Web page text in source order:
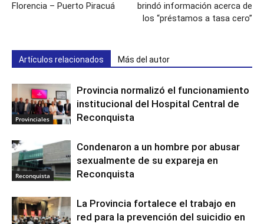
Florencia – Puerto Piracuá
brindó información acerca de
los “préstamos a tasa cero”
Artículos relacionados Más del autor
Provinciales
Provincia normalizó el funcionamiento
institucional del Hospital Central de
Reconquista
Reconquista
Condenaron a un hombre por abusar
sexualmente de su expareja en
Reconquista
La Provincia fortalece el trabajo en
red para la prevención del suicidio en